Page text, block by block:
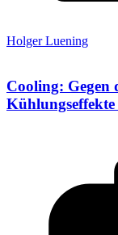
Holger Luening
Cooling: Gegen
Kühlungseffekte